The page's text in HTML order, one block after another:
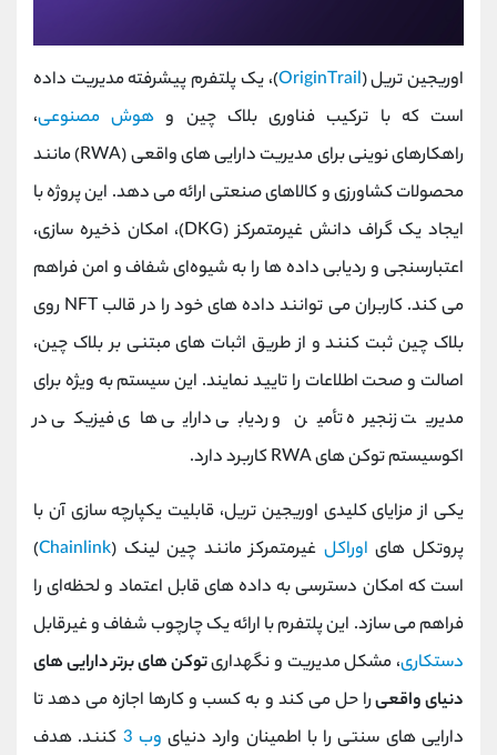
اوریجین تریل (OriginTrail)، یک پلتفرم پیشرفته مدیریت داده
است که با ترکیب فناوری بلاک چین و هوش مصنوعی،
راهکارهای نوینی برای مدیریت دارایی ‌های واقعی (RWA) مانند
محصولات کشاورزی و کالاهای صنعتی ارائه می ‌دهد. این پروژه با
ایجاد یک گراف دانش غیرمتمرکز (DKG)، امکان ذخیره ‌سازی،
اعتبارسنجی و ردیابی داده ‌ها را به شیوه‌ای شفاف و امن فراهم
می کند. کاربران می ‌توانند داده‌ های خود را در قالب NFT روی
بلاک چین ثبت کنند و از طریق اثبات ‌های مبتنی بر بلاک چین،
اصالت و صحت اطلاعات را تایید نمایند. این سیستم به ویژه برای
مدیریت زنجیره تأمین و ردیابی دارایی ‌های فیزیکی در
اکوسیستم توکن ‌های RWA کاربرد دارد.
یکی از مزایای کلیدی اوریجین تریل، قابلیت یکپارچه‌ سازی آن با
پروتکل ‌های اوراکل غیرمتمرکز مانند چین لینک (Chainlink
)
است که امکان دسترسی به داده‌ های قابل اعتماد و لحظه‌ای را
فراهم می ‌سازد. این پلتفرم با ارائه یک چارچوب شفاف و غیرقابل
دستکاری، مشکل مدیریت و نگهداریتوکن های برتر دارایی های
دنیای واقعیرا حل می کند و به کسب ‌و کارها اجازه می ‌دهد تا
دارایی ‌های سنتی را با اطمینان وارد دنیای وب 3
کنند. هدف